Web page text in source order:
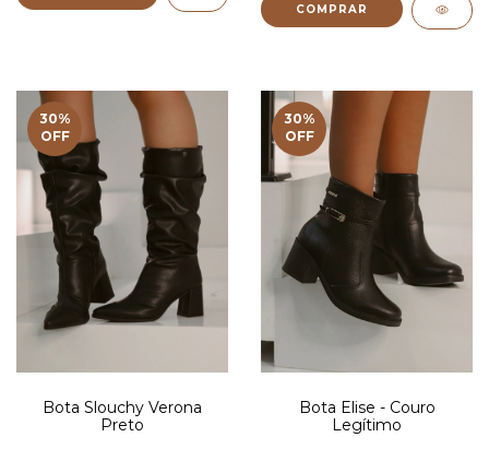
COMPRAR
30%
OFF
Bota Slouchy Verona
Preto
30%
OFF
Bota Elise - Couro
Legítimo